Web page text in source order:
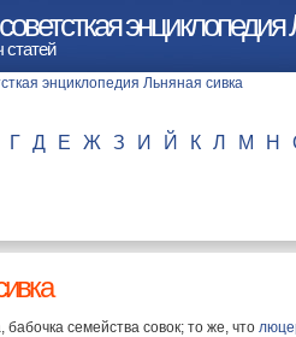
энциклопедия
статей
Г Д Е Ж З И Й К Л М Н
бабочка семейства совок; то же, что